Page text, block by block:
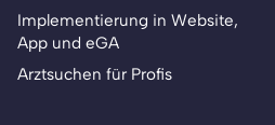
Implementierung in Website,
App und eGA
Arztsuchen für Profis